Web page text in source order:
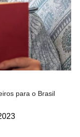
para o Brasil